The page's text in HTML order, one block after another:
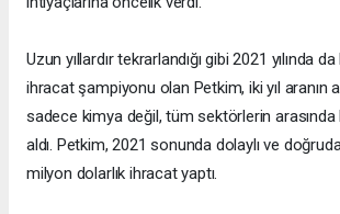
Uzun yıllardır tekrarlandığı gibi 2021 yılında
ihracat şampiyonu olan Petkim, iki yıl aranın
sadece kimya değil, tüm sektörlerin arasında
aldı. Petkim, 2021 sonunda dolaylı ve
milyon dolarlık ihracat yaptı.